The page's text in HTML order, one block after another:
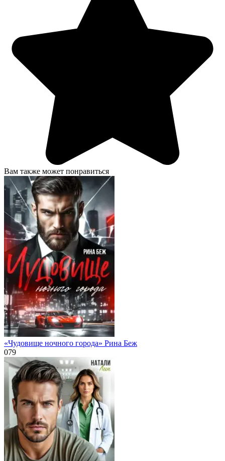
Вам также может понравиться
«Чудовище ночного города» Рина Беж
079